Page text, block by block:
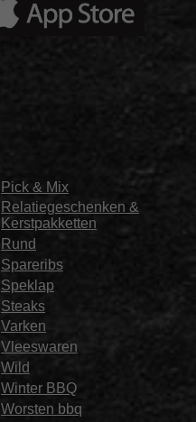
Pick & Mix
Relatiegeschenken &
Kerstpakketten
Rund
Spareribs
Speklap
Steaks
Varken
Vleeswaren
Wild
Winter BBQ
Worsten bbq